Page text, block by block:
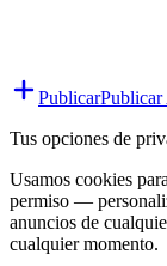
Publicar
Tus opciones de
Usamos cookies
permiso —
anuncios de
cualquier momento.